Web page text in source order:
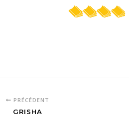
PRÉCÉDENT
GRISHA